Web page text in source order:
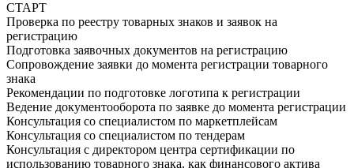
СТАРТ
Проверка по реестру товарных знаков и заявок на
регистрацию
Подготовка заявочных документов на регистрацию
Сопровождение заявки до момента регистрации товарного
знака
Рекомендации по подготовке логотипа к регистрации
Ведение документооборота по заявке до момента регистрации
Консультация со специалистом по маркетплейсам
Консультация со специалистом по тендерам
Консультация с директором центра сертификации по
использованию товарного знака, как финансового актива